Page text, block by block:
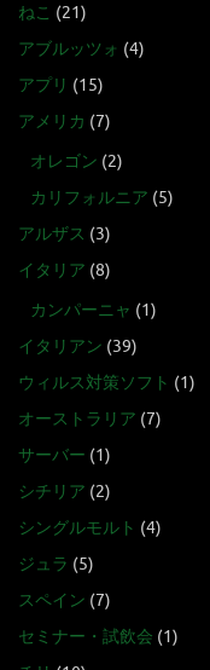
ねこ (21)
アブルッツォ (4)
アプリ (15)
アメリカ (7)
オレゴン (2)
カリフォルニア (5)
アルザス (3)
イタリア (8)
カンパーニャ (1)
イタリアン (39)
ウィルス対策ソフト (1)
オーストラリア (7)
サーバー (1)
シチリア (2)
シングルモルト (4)
ジュラ (5)
スペイン (7)
セミナー・試飲会 (1)